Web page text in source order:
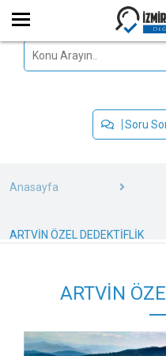
Soru
Anasayfa
ARTVİN ÖZEL DEDEKTİFLİK
ARTVİN